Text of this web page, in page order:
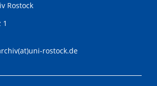
Rostock
rostock.de